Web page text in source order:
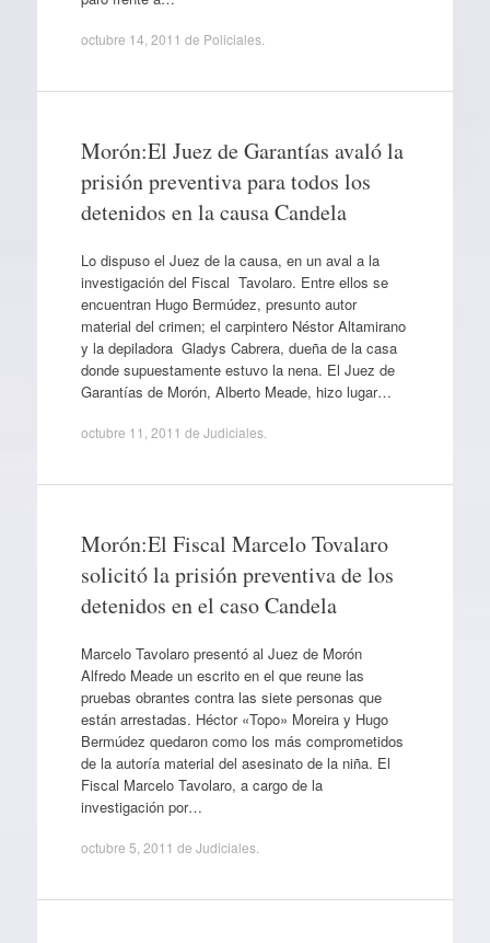
octubre 14, 2011 de Policiales.
Morón:El Juez de Garantías avaló la
prisión preventiva para todos los
detenidos en la causa Candela
Lo dispuso el Juez de la causa, en un aval a la
investigación del Fiscal Tavolaro. Entre ellos se
encuentran Hugo Bermúdez, presunto autor
material del crimen; el carpintero Néstor Altamirano
y la depiladora Gladys Cabrera, dueña de la casa
donde supuestamente estuvo la nena. El Juez de
Garantías de Morón, Alberto Meade, hizo lugar…
octubre 11, 2011 de Judiciales.
Morón:El Fiscal Marcelo Tovalaro
solicitó la prisión preventiva de los
detenidos en el caso Candela
Marcelo Tavolaro presentó al Juez de Morón
Alfredo Meade un escrito en el que reune las
pruebas obrantes contra las siete personas que
están arrestadas. Héctor «Topo» Moreira y Hugo
Bermúdez quedaron como los más comprometidos
de la autoría material del asesinato de la niña. El
Fiscal Marcelo Tavolaro, a cargo de la
investigación por…
octubre 5, 2011 de Judiciales.